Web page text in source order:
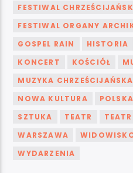
FESTIWAL
FESTIWAL ORGANY
GOSPEL RAIN
HISTORIA
KONCERT
KOŚCIÓŁ
MUZYKA CHRZEŚCIJAŃSKA
NOWA KULTURA
POLSKA
SZTUKA
TEATR
WARSZAWA
WYDARZENIA